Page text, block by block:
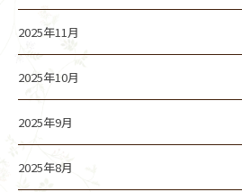
2025年11月
2025年10月
2025年9月
2025年8月